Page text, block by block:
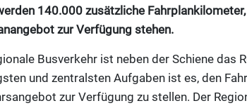
140.000 zusätzliche
zur Verfügung stehen.
Busverkehr ist neben der Schiene
und zentralsten Aufgaben ist es, den
zur Verfügung zu stellen. Der